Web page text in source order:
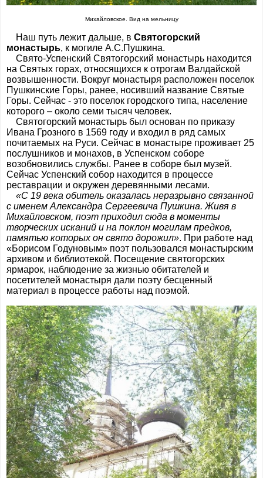
Михайловское. Вид на мельницу
Наш путь лежит дальше, в Святогорский
монастырь, к могиле А.С.Пушкина.
Свято-Успенский Святогорский монастырь находится
на Святых горах, относящихся к отрогам Валдайской
возвышенности. Вокруг монастыря расположен поселок
Пушкинские Горы, ранее, носивший название Святые
Горы. Сейчас - это поселок городского типа, население
которого – около семи тысяч человек.
Святогорский монастырь был основан по приказу
Ивана Грозного в 1569 году и входил в ряд самых
почитаемых на Руси. Сейчас в монастыре проживает 25
послушников и монахов, в Успенском соборе
возобновились службы. Ранее в соборе был музей.
Сейчас Успенский собор находится в процессе
реставрации и окружен деревянными лесами.
«С 19 века обитель оказалась неразрывно связанной
с именем Александра Сергеевича Пушкина. Живя в
Михайловском, поэт приходил сюда в моменты
творческих исканий и на поклон могилам предков,
памятью которых он свято дорожил». При работе над
«Борисом Годуновым» поэт пользовался монастырским
архивом и библиотекой. Посещение святогорских
ярмарок, наблюдение за жизнью обитателей и
посетителей монастыря дали поэту бесценный
материал в процессе работы над поэмой.